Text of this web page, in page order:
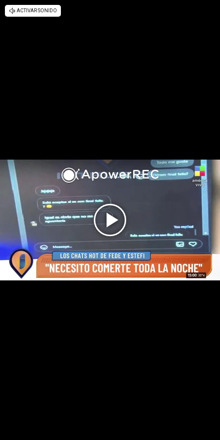
Play
Video
ACTIVAR SONIDO